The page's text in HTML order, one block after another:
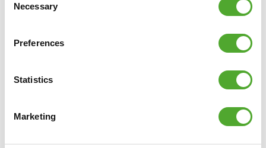
Selection
Necessary
Preferences
Statistics
Marketing
Op zoek naar hulp, inspiratie of motivatie voor je